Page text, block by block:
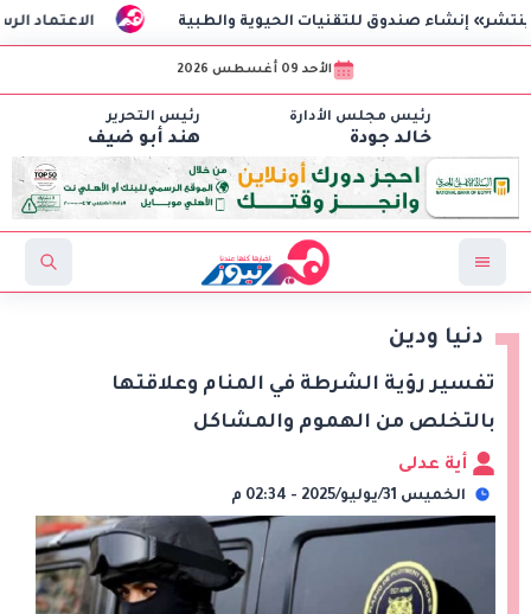
الاعتماد الرسمي للائحة للتقنيات الحيوية والطبية
الأحد 09 أغسطس 2026
رئيس مجلس الأدارة
خالد جودة
رئيس التحرير
هند أبو ضيف
دنيا ودين
تفسير رؤية الشرطة في المنام وعلاقتها
بالتخلص من الهموم والمشاكل
أية عدلى
الخميس 31/يوليو/2025 - 02:34 م